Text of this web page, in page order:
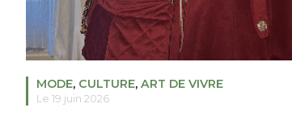
MODE, CULTURE, ART DE VIVRE
Le 19 juin 2026